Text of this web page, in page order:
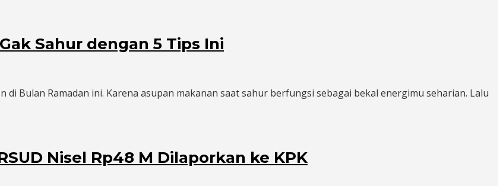
Sahur dengan 5 Tips Ini
Bulan Ramadan ini. Karena asupan makanan saat sahur berfungsi sebagai bekal energimu seharian. Lalu
Nisel Rp48 M Dilaporkan ke KPK